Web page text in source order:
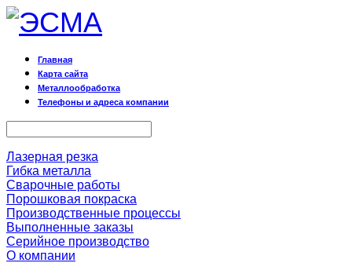
Главная
Карта сайта
Металлообработка
Телефоны и адреса компании
Лазерная резка
Гибка металла
Сварочные работы
Порошковая покраска
Производственные процессы
Выполненные заказы
Серийное производство
О компании